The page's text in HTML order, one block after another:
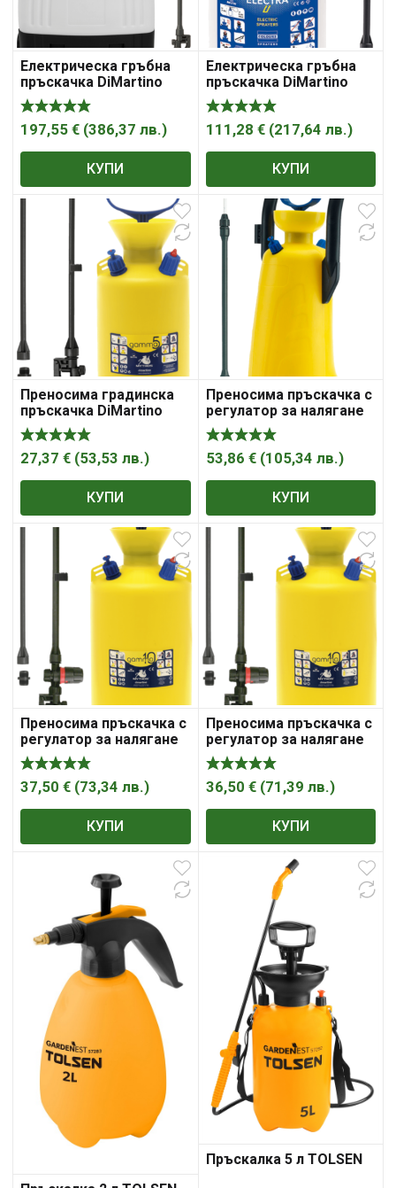
Електрическа гръбна
пръскачка DiMartino
Electra 16 Li-Ion
197,55 € (386,37 лв.)
КУПИ
Електрическа гръбна
пръскачка DiMartino
Electra 7
111,28 € (217,64 лв.)
КУПИ
Преносима градинска
пръскачка DiMartino
Gamma 5
27,37 € (53,53 лв.)
КУПИ
Преносима пръскачка с
регулатор за налягане
DiMartino Carry
53,86 € (105,34 лв.)
КУПИ
Преносима пръскачка с
регулатор за налягане
DiMartino Gamma 10
37,50 € (73,34 лв.)
КУПИ
Преносима пръскачка с
регулатор за налягане
DiMartino Gamma 7
36,50 € (71,39 лв.)
КУПИ
Пръскалка 5 л TOLSEN